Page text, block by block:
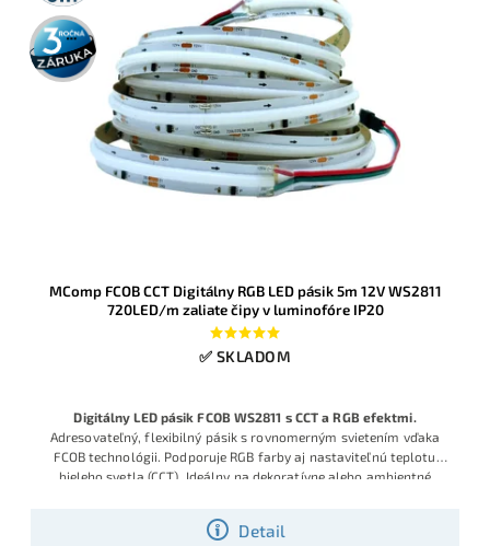
3 roky
záruka
MComp FCOB CCT Digitálny RGB LED pásik 5m 12V WS2811
720LED/m zaliate čipy v luminofóre IP20
✅ SKLADOM
Detail
Digitálny LED pásik FCOB WS2811 s CCT a RGB efektmi.
Adresovateľný, flexibilný pásik s rovnomerným svietením vďaka
FCOB technológii. Podporuje RGB farby aj nastaviteľnú teplotu
bieleho svetla (CCT). Ideálny na dekoratívne alebo ambientné
K1000C). Napájanie 12 V, zaliate čipy, dĺžka 5 m.